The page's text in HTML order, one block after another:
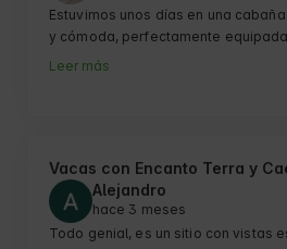
Estuvimos unos días en una
y cómoda, perfectamente
maravilloso.
Leer más
Vacas con Encanto Terra y
Alejandro
hace 3 meses
Todo genial, es un sitio con vistas